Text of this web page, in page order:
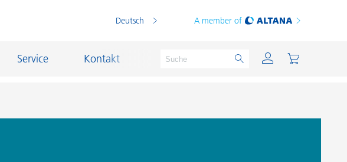
Deutsch A member of
Service Kontakt